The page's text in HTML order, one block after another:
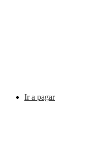
Ir a pagar